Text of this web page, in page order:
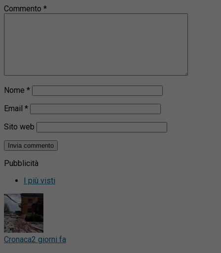
Commento *
Nome *
Email *
Sito web
Pubblicità
I più visti
Cronaca2 giorni fa